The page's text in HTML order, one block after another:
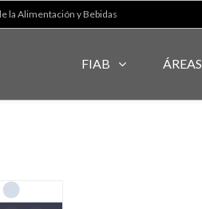
la Alimentación y Bebidas
FIAB ÁREAS